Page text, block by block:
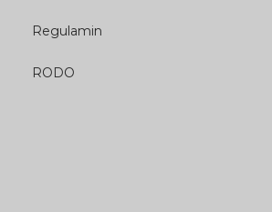
Regulamin
RODO